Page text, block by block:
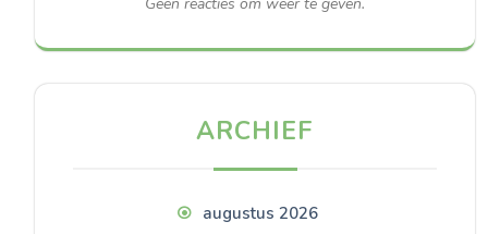
ARCHIEF
augustus 2026